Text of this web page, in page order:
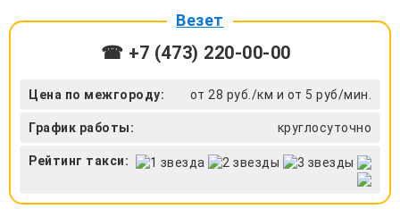
Везет
☎ +7 (473) 220-00-00
Цена по межгороду: от 28 руб./км и от 5 руб/мин.
График работы: круглосуточно
Рейтинг такси: